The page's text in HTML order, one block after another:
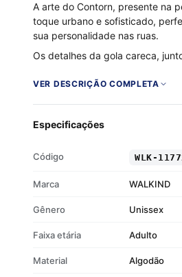
A arte do Contorn, presente na
toque urbano e sofisticado,
sua personalidade nas ruas.
Os detalhes da gola careca,
moderno. Seja para um rolê com
Interior flanelado para
Punhos e barra em ribana
VER DESCRIÇÃO COMPLETA
Especificações
Código WLK-
Marca WALKIND
Gênero Unissex
Faixa etária Adulto
Material Algodão